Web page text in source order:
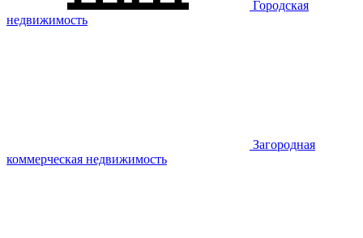
Городская
недвижимость
Загородная
коммерческая недвижимость